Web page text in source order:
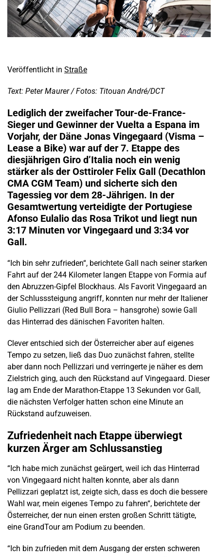
Veröffentlicht in Straße
Text: Peter Maurer / Fotos: Titouan André/DCT
Lediglich der zweifacher Tour-de-France-
Sieger und Gewinner der Vuelta a Espana im
Vorjahr, der Däne Jonas Vingegaard (Visma –
Lease a Bike) war auf der 7. Etappe des
diesjährigen Giro d’Italia noch ein wenig
stärker als der Osttiroler Felix Gall (Decathlon
CMA CGM Team) und sicherte sich den
Tagessieg vor dem 28-Jährigen. In der
Gesamtwertung verteidigte der Portugiese
Afonso Eulalio das Rosa Trikot und liegt nun
3:17 Minuten vor Vingegaard und 3:34 vor
Gall.
“Ich bin sehr zufrieden“, berichtete Gall nach seiner starken
Fahrt auf der 244 Kilometer langen Etappe von Formia auf
den Abruzzen-Gipfel Blockhaus. Als Favorit Vingegaard an
der Schlusssteigung angriff, konnten nur mehr der Italiener
Giulio Pellizzari (Red Bull Bora – hansgrohe) sowie Gall
das Hinterrad des dänischen Favoriten halten.
Clever entschied sich der Österreicher aber auf eigenes
Tempo zu setzen, ließ das Duo zunächst fahren, stellte
aber dann noch Pellizzari und verringerte je näher es dem
Zielstrich ging, auch den Rückstand auf Vingegaard. Dieser
lag am Ende der Marathon-Etappe 13 Sekunden vor Gall,
die nächsten Verfolger hatten schon eine Minute an
Rückstand aufzuweisen.
Zufriedenheit nach Etappe überwiegt
kurzen Ärger am Schlussanstieg
“Ich habe mich zunächst geärgert, weil ich das Hinterrad
von Vingegaard nicht halten konnte, aber als dann
Pellizzari geplatzt ist, zeigte sich, dass es doch die bessere
Wahl war, mein eigenes Tempo zu fahren“, berichtete der
Österreicher, der nun einen ersten großen Schritt tätigte,
eine GrandTour am Podium zu beenden.
“Ich bin zufrieden mit dem Ausgang der ersten schweren